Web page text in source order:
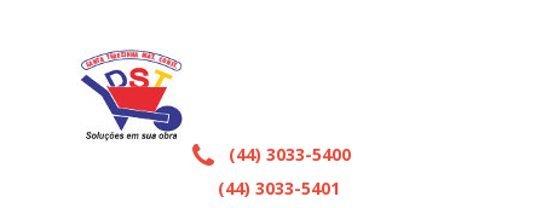
(44) 3033-5400
(44) 3033-5401